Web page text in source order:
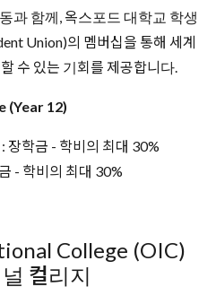
과 함께, 옥스포드 대학교 학생
Union)의 멤버십을 통해 세계
수 있는 기회를 제공합니다.
(Year 12)
장학금 - 학비의 최대 30%
- 학비의 최대 30%
College (OIC)
컬리지